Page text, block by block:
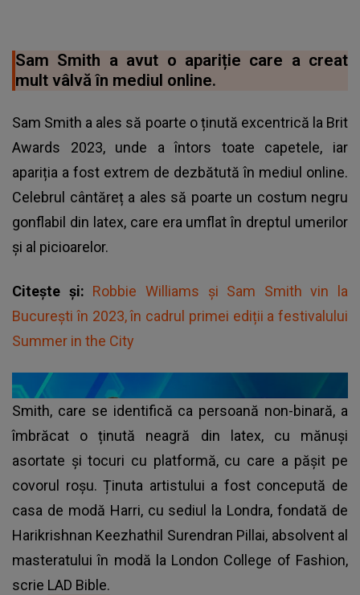
Sam Smith a avut o apariție care a creat
mult vâlvă în mediul online.
Sam Smith a ales să poarte o ținută excentrică la Brit
Awards 2023, unde a întors toate capetele, iar
apariția a fost extrem de dezbătută în mediul online.
Celebrul cântăreț a ales să poarte un costum negru
gonflabil din latex, care era umflat în dreptul umerilor
și al picioarelor.
Citește și: Robbie Williams şi Sam Smith vin la
București în 2023, în cadrul primei ediții a festivalului
Summer in the City
Smith, care se identifică ca persoană non-binară, a
îmbrăcat o ținută neagră din latex, cu mănuși
asortate și tocuri cu platformă, cu care a pășit pe
covorul roșu. Ținuta artistului a fost concepută de
casa de modă Harri, cu sediul la Londra, fondată de
Harikrishnan Keezhathil Surendran Pillai, absolvent al
masteratului în modă la London College of Fashion,
scrie LAD Bible.